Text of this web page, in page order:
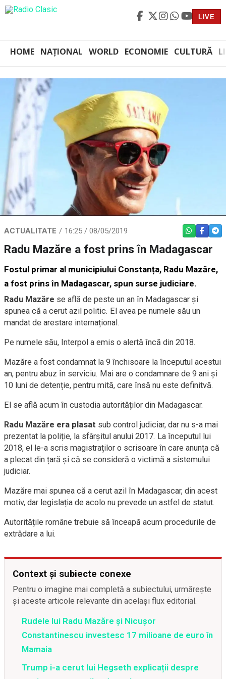
LIVE
HOME NAȚIONAL WORLD ECONOMIE CULTURĂ
ACTUALITATE 16:25 / 08/05/2019 WHATSAPP
Radu Mazăre a fost prins în Madagascar
Fostul primar al municipiului Constanța, Radu Mazăre,
a fost prins în Madagascar, spun surse judiciare.
Radu Mazăre se află de peste un an în Madagascar și
spunea că a cerut azil politic. El avea pe numele său un
mandat de arestare internațional.
Pe numele său, Interpol a emis o alertă încă din 2018.
Mazăre a fost condamnat la 9 închisoare la începutul acestui
an, pentru abuz în serviciu. Mai are o condamnare de 9 ani și
10 luni de detenție, pentru mită, care însă nu este definitvă.
El se află acum în custodia autorităților din Madagascar.
Radu Mazăre era plasat sub control judiciar, dar nu s-a mai
prezentat la poliție, la sfârșitul anului 2017. La începutul lui
2018, el le-a scris magistraților o scrisoare în care anunța că
a plecat din țară și că se consideră o victimă a sistemului
judiciar.
Mazăre mai spunea că a cerut azil în Madagascar, din acest
motiv, dar legislația de acolo nu prevede un astfel de statut.
Autoritățile române trebuie să înceapă acum procedurile de
extrădare a lui.
Context și subiecte conexe
Pentru o imagine mai completă a subiectului, urmărește
și aceste articole relevante din același flux editorial.
Rudele lui Radu Mazăre și Nicușor
Constantinescu investesc 17 milioane de euro în
Mamaia
Trump i-a cerut lui Hegseth explicații despre